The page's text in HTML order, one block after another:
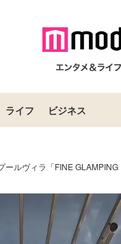
ライフ ビジネス
ールヴィラ「FINE